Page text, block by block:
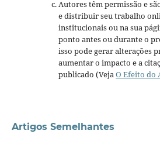
Autores têm permissão e
e distribuir seu trabalho
institucionais ou na sua
ponto antes ou durante o
isso pode gerar alterações
aumentar o impacto e a
publicado (VejaO Efeito do
Artigos Semelhantes